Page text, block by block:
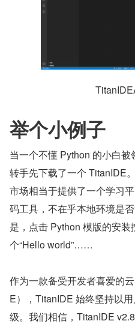
举个小例子
当一个不懂 Python 的小白
转手先下载了一个 TitanIDE
市场相当于提供了一个学习
码工具，不在乎本地环境是
是，点击 Python 模版的安
个“Hello world”……
作为一款备受开发者喜爱的
E），TitanIDE 始终坚持以
级。我们相信，TitanIDE